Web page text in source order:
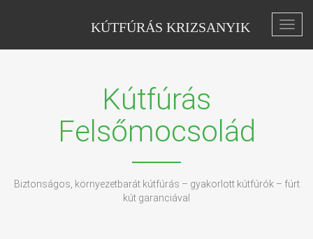
KÚTFÚRÁS KRIZSANYIK
Kútfúrás
Felsőmocsolád
Biztonságos, környezetbarát kútfúrás – gyakorlott kútfúrók – fúrt
kút garanciával